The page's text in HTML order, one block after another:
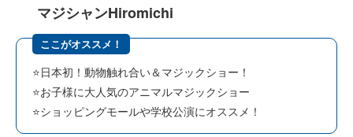
マジシャンHiromichi
ここがオススメ！
⭐️日本初！動物触れ合い＆マジックショー！
⭐️お子様に大人気のアニマルマジックショー
⭐️ショッピングモールや学校公演にオススメ！